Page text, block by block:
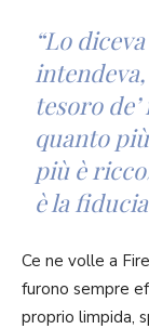
“Lo
tesoro
quanto
più è
è la
Ce ne volle a
furono sempre
proprio limpida,